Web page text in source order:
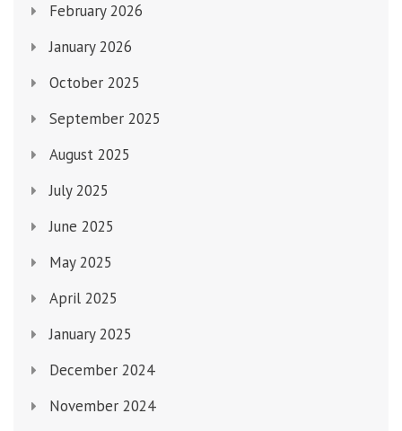
February 2026
January 2026
October 2025
September 2025
August 2025
July 2025
June 2025
May 2025
April 2025
January 2025
December 2024
November 2024